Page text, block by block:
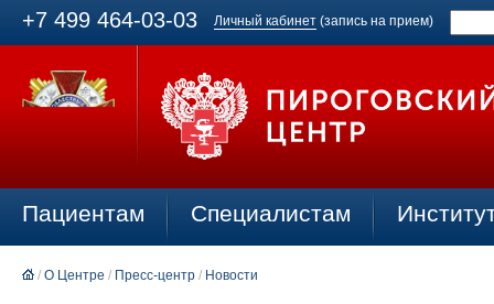
+7 499 464-03-03 Личный кабинет (запись на прием)
Пациентам Специалистам
/ О Центре / Пресс-центр / Новости